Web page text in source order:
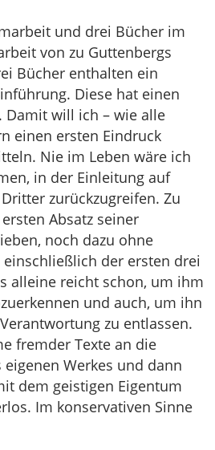
und drei Bücher im
von zu Guttenbergs
Bücher enthalten ein
Diese hat einen
Damit will ich – wie alle
einen ersten Eindruck
Nie im Leben wäre ich
in der Einleitung auf
zurückzugreifen. Zu
Absatz seiner
noch dazu ohne
der ersten drei
alleine reicht schon, um ihm
und auch, um ihn
zu entlassen.
fremder Texte an die
Werkes und dann
dem geistigen Eigentum
Im konservativen Sinne